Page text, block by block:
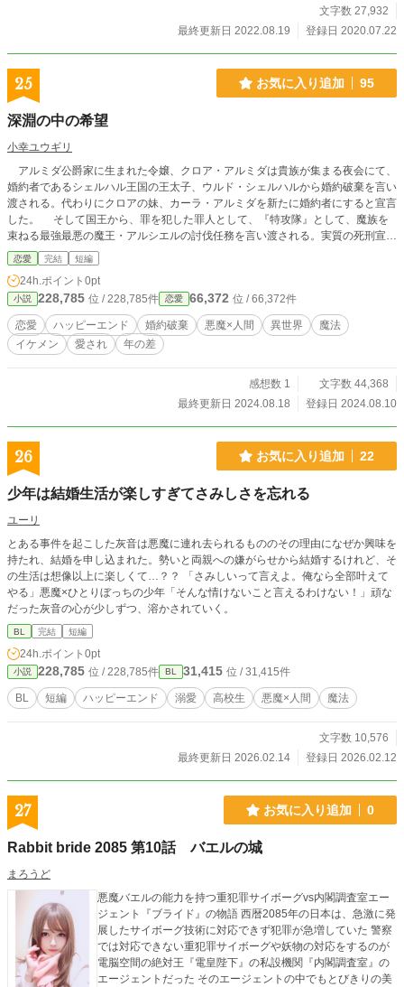
文字数 27,932
最終更新日 2022.08.19
登録日 2020.07.22
25 お気に入り追加 95
深淵の中の希望
小幸ユウギリ
アルミダ公爵家に生まれた令嬢、クロア・アルミダは貴族が集まる夜会にて、
婚約者であるシェルハル王国の王太子、ウルド・シェルハルから婚約破棄を言い
渡される。代わりにクロアの妹、カーラ・アルミダを新たに婚約者にすると宣言
した。 そして国王から、罪を犯した罪人として、『特攻隊』として、魔族を
束ねる最強最悪の魔王・アルシエルの討伐任務を言い渡される。実質の死刑宣告
だった。 そうして有無を言わすことも出来ずに、強引に国外へ連行され、魔
王城に続く道へ放り出されてしまう。 そこから他のところへ行くアテもな
く、クロアは諦めたように魔王城へ辿り着いた…… が、そこにあったのは魔
王城の残骸しかなく。その最奥に、繭のようなナニカがいた。 不思議な気分
でそのナニカ触れてしまった拍子で、眠っていた魔王が起きてしまい、開口一
番…… 「……ああ……ようやく会えた」と。 まるで長く会っていなかった親
友に再会したように言った。 一方、シェルハル王国は、魔族の襲撃に遭って
ァンタジック要素強めです。 エブリスタ、アルファポリス、小説家になろうに
恋愛 完結 短編
24h.ポイント 0pt
小説 228,785 位 / 228,785件 恋愛 66,372 位 / 66,372件
恋愛 ハッピーエンド 婚約破棄 悪魔×人間 異世界
魔法
イケメン
愛され 年の差
感想数 1
文字数 44,368
最終更新日 2024.08.18
登録日 2024.08.10
26 お気に入り追加 22
少年は結婚生活が楽しすぎてさみしさを忘れる
ユーリ
とある事件を起こした灰音は悪魔に連れ去られるもののその理由になぜか興味を
持たれ、結婚を申し込まれた。勢いと両親への嫌がらせから結婚するけれど、そ
の生活は想像以上に楽しくて…？？ 「さみしいって言えよ。俺なら全部叶えて
やる」悪魔×ひとりぼっちの少年「そんな情けないこと言えるわけない！」頑な
だった灰音の心が少しずつ、溶かされていく。
BL 完結 短編
24h.ポイント 0pt
小説 228,785 位 / 228,785件 BL 31,415 位 / 31,415件
BL 短編 ハッピーエンド 溺愛 高校生 悪魔×人間 魔法
文字数 10,576
最終更新日 2026.02.14
登録日 2026.02.12
27 お気に入り追加 0
Rabbit bride 2085 第10話 バエルの城
まろうど
悪魔バエルの能力を持つ重犯罪サイボーグvs内閣調査室エー
ジェント『ブライド』の物語 西暦2085年の日本は、急激に発
展したサイボーグ技術に対応できず犯罪が急増していた 警察
では対応できない重犯罪サイボーグや妖物の対応をするのが
電脳空間の絶対王『電皇陛下』の私設機関『内閣調査室』の
エージェントだった そのエージェントの中でもとびきりの美